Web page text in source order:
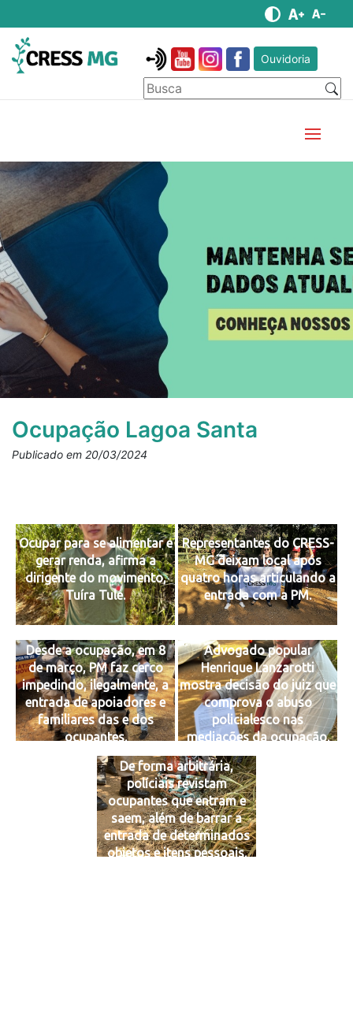
Ouvidoria
Ocupação Lagoa Santa
Publicado em 20/03/2024
Ocupar para se alimentar e
gerar renda, afirma a
dirigente do movimento,
Tuíra Tule.
Representantes do CRESS-
MG deixam local após
quatro horas articulando a
entrada com a PM.
Desde a ocupação, em 8
de março, PM faz cerco
impedindo, ilegalmente, a
entrada de apoiadores e
familiares das e dos
ocupantes.
Advogado popular
Henrique Lanzarotti
mostra decisão do juiz que
comprova o abuso
policialesco nas
mediações da ocupação.
De forma arbitrária,
políciais revistam
ocupantes que entram e
saem, além de barrar a
entrada de determinados
objetos e itens pessoais.